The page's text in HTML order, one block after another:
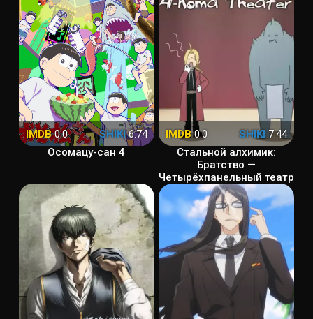
IMDB0.0 SHIKI6.74
Осомацу-сан 4
IMDB0.0 SHIKI 7.44
Стальной алхимик:
Братство —
Четырёхпанельный театр